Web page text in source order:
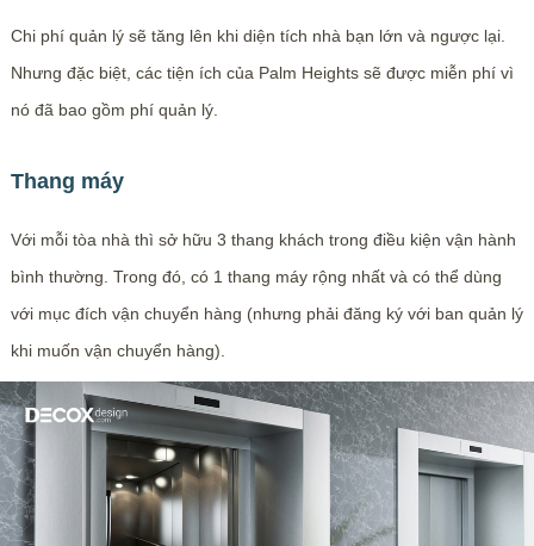
Chi phí quản lý sẽ tăng lên khi diện tích nhà bạn lớn và ngược lại.
Nhưng đặc biệt, các tiện ích của Palm Heights sẽ được miễn phí vì
nó đã bao gồm phí quản lý.
Thang máy
Với mỗi tòa nhà thì sở hữu 3 thang khách trong điều kiện vận hành
bình thường. Trong đó, có 1 thang máy rộng nhất và có thể dùng
với mục đích vận chuyển hàng (nhưng phải đăng ký với ban quản lý
khi muốn vận chuyển hàng).